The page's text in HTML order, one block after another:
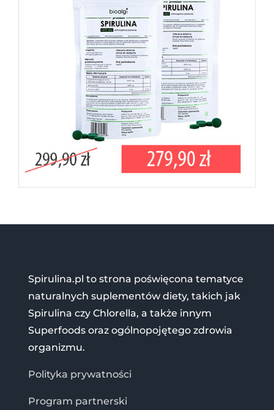
Spirulina.pl to strona poświęcona tematyce
naturalnych suplementów diety, takich jak
Spirulina czy Chlorella, a także innym
Superfoods oraz ogólnopojętego zdrowia
organizmu.
Polityka prywatności
Program partnerski